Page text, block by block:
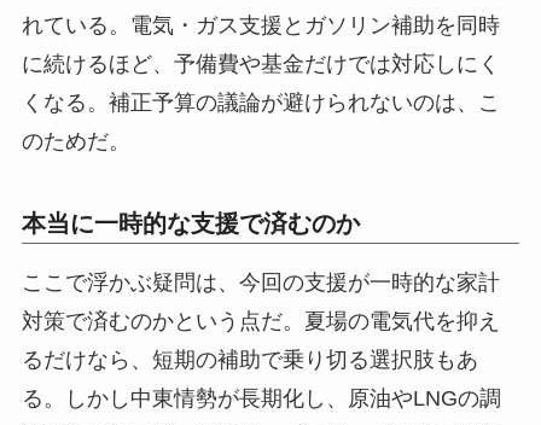
れている。電気・ガス支援とガソリン補助を同時
に続けるほど、予備費や基金だけでは対応しにく
くなる。補正予算の議論が避けられないのは、こ
のためだ。
本当に一時的な支援で済むのか
ここで浮かぶ疑問は、今回の支援が一時的な家計
対策で済むのかという点だ。夏場の電気代を抑え
るだけなら、短期の補助で乗り切る選択肢もあ
る。しかし中東情勢が長期化し、原油やLNGの調